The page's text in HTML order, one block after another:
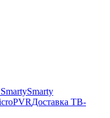
Smarty
Доставка ТВ-